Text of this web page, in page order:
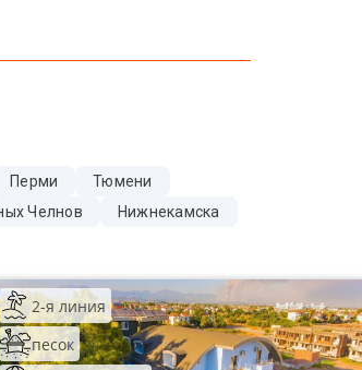
Перми
Тюмени
Челнов
Нижнекамска
2-я линия
песок